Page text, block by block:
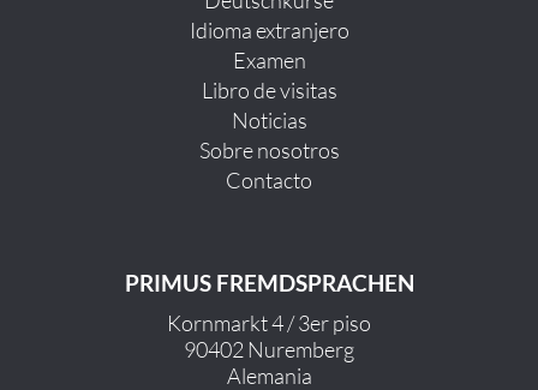
Idioma extranjero
Examen
Libro de visitas
Noticias
Sobre nosotros
Contacto
PRIMUS FREMDSPRACHEN
Kornmarkt 4 / 3er piso
90402 Nuremberg
Alemania